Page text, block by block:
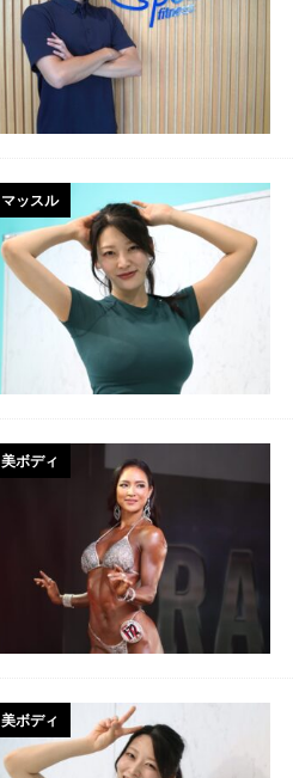
マッスル
美ボディ
美ボディ